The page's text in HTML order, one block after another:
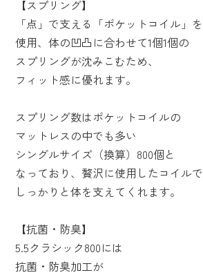
【スプリング】
「点」で支える「ポケットコイル」を
使用、体の凹凸に合わせて1個1個の
スプリングが沈みこむため、
フィット感に優れます。
スプリング数はポケットコイルの
マットレスの中でも多い
シングルサイズ（換算）800個と
なっており、贅沢に使用したコイルで
しっかりと体を支えてくれます。
【抗菌・防臭】
5.5クラシック800には
抗菌・防臭加工が